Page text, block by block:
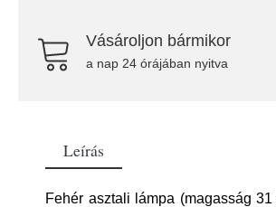
Vásároljon bármikor
a nap 24 órájában nyitva
Leírás
Fehér asztali lámpa (magasság